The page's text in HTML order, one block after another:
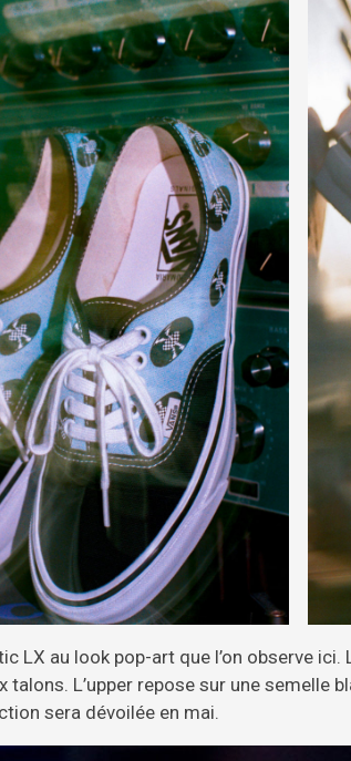
LX au look pop-art que l’on observe
L’upper repose sur une semelle
sera dévoilée en mai.